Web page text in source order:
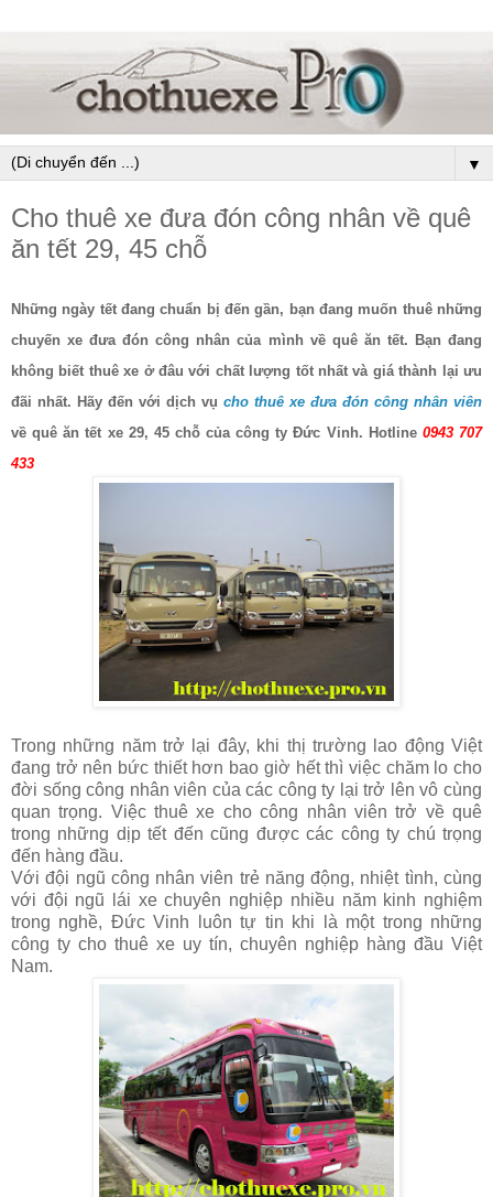
▼
Cho thuê xe đưa đón công nhân về quê
ăn tết 29, 45 chỗ
Những ngày tết đang chuẩn bị đến gần, bạn đang muốn thuê những
chuyến xe đưa đón công nhân của mình về quê ăn tết. Bạn đang
không biết thuê xe ở đâu với chất lượng tốt nhất và giá thành lại ưu
đãi nhất. Hãy đến với dịch vụ cho thuê xe đưa đón công nhân viên
về quê ăn tết xe 29, 45 chỗ của công ty Đức Vinh. Hotline 0943 707
433
Trong những năm trở lại đây, khi thị trường lao động Việt
đang trở nên bức thiết hơn bao giờ hết thì việc chăm lo cho
đời sống công nhân viên của các công ty lại trở lên vô cùng
quan trọng. Việc thuê xe cho công nhân viên trở về quê
trong những dịp tết đến cũng được các công ty chú trọng
đến hàng đầu.
Với đội ngũ công nhân viên trẻ năng động, nhiệt tình, cùng
với đội ngũ lái xe chuyên nghiệp nhiều năm kinh nghiệm
trong nghề, Đức Vinh luôn tự tin khi là một trong những
công ty cho thuê xe uy tín, chuyên nghiệp hàng đầu Việt
Nam.